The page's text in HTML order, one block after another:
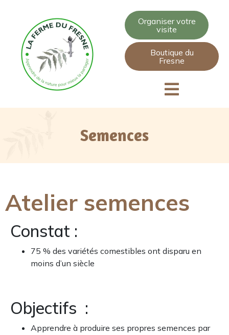
Organiser votre
visite
Boutique du
Fresne
Semences
Atelier semences
Constat :
75 % des variétés comestibles ont disparu en
moins d’un siècle
Objectifs :
Apprendre à produire ses propres semences par